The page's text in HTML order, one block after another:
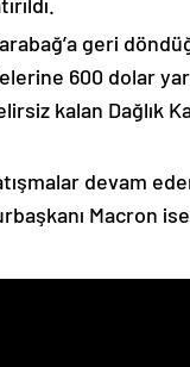
geri
600 dolar
kalan Dağlık
devam
Macron